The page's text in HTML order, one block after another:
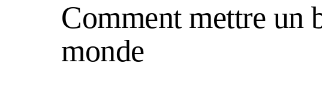
Comment mettre un
monde